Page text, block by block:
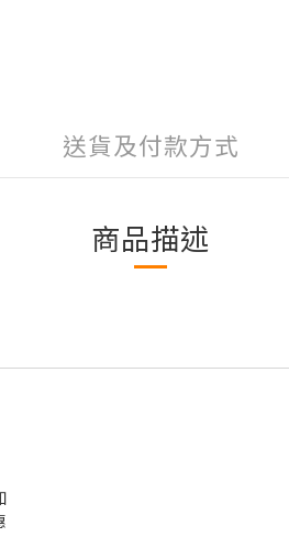
送貨及付款方式
商品描述